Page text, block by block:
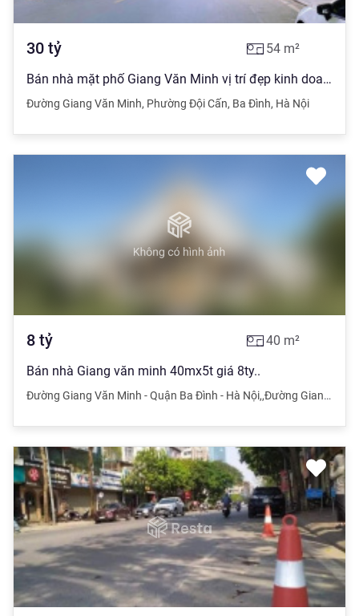
30 tỷ 54 m²
Bán nhà mặt phố Giang Văn Minh vị trí đẹp kinh doanh sầm uất vỉa hè rộng ô tô dừng đỗ thuận lợi
Đường Giang Văn Minh, Phường Đội Cấn, Ba Đình, Hà Nội
8 tỷ 40 m²
Bán nhà Giang văn minh 40mx5t giá 8ty..
Đường Giang Văn Minh - Quận Ba Đình - Hà Nội,,Đường Giang Văn Minh - Quận Ba Đình - Hà Nội